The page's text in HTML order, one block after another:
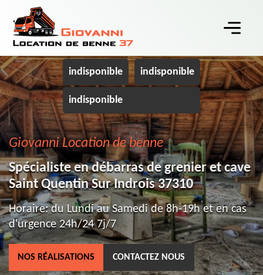
indisponible indisponible
indisponible
Giovanni Location de benne
Spécialiste en débarras de grenier et cave
Saint Quentin Sur Indrois 37310
Horaire: du Lundi au Samedi de 8h-19h et en cas
d'urgence 24h/24 7j/7
NOS RÉALISATIONS CONTACTEZ NOUS